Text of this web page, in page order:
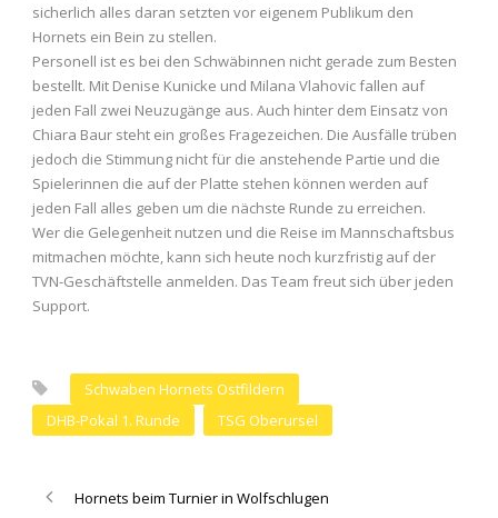
sicherlich alles daran setzten vor eigenem Publikum den
Hornets ein Bein zu stellen.
Personell ist es bei den Schwäbinnen nicht gerade zum Besten
bestellt. Mit Denise Kunicke und Milana Vlahovic fallen auf
jeden Fall zwei Neuzugänge aus. Auch hinter dem Einsatz von
Chiara Baur steht ein großes Fragezeichen. Die Ausfälle trüben
jedoch die Stimmung nicht für die anstehende Partie und die
Spielerinnen die auf der Platte stehen können werden auf
jeden Fall alles geben um die nächste Runde zu erreichen.
Wer die Gelegenheit nutzen und die Reise im Mannschaftsbus
mitmachen möchte, kann sich heute noch kurzfristig auf der
TVN-Geschäftstelle anmelden. Das Team freut sich über jeden
Support.
Schwaben Hornets Ostfildern
DHB-Pokal 1. Runde
TSG Oberursel
Hornets beim Turnier in Wolfschlugen